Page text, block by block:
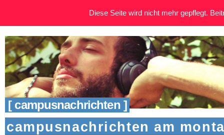
[ campusnachrichten ]
campusnachrichten am
Diese Seite wird nicht mehr gepflegt.